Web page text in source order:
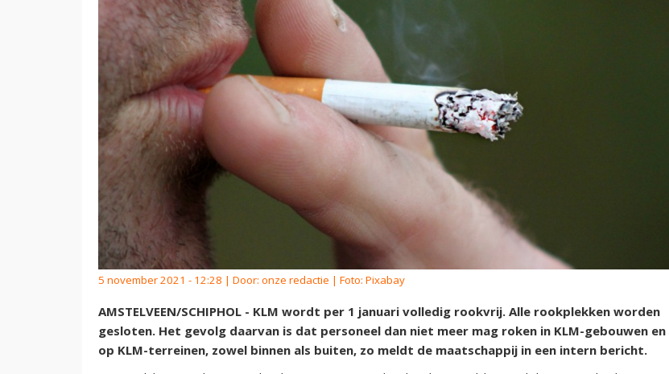
5 november 2021 - 12:28 | Door: onze redactie | Foto: Pixabay
AMSTELVEEN/SCHIPHOL - KLM wordt per 1 januari volledig rookvrij. Alle rookplekken worden
gesloten. Het gevolg daarvan is dat personeel dan niet meer mag roken in KLM-gebouwen en
op KLM-terreinen, zowel binnen als buiten, zo meldt de maatschappij in een intern bericht.